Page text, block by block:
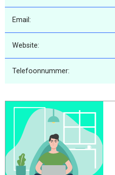
Email:
Website:
Telefoonnummer: